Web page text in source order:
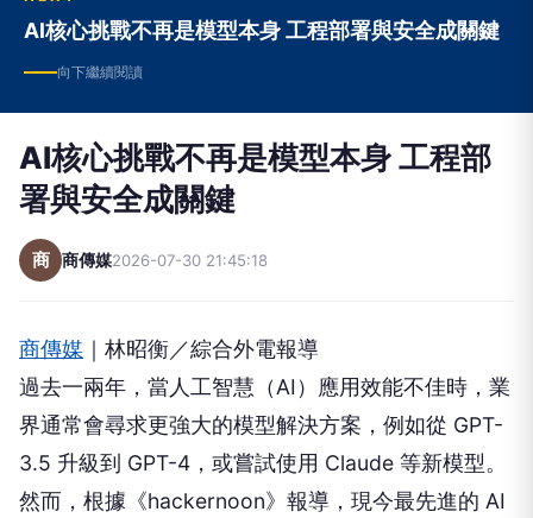
AI核心挑戰不再是模型本身 工程部署與安全成關鍵
向下繼續閱讀
AI核心挑戰不再是模型本身 工程部
署與安全成關鍵
商 商傳媒2026-07-30 21:45:18
商傳媒 ｜林昭衡／綜合外電報導
過去一兩年，當人工智慧（AI）應用效能不佳時，業
界通常會尋求更強大的模型解決方案，例如從 GPT-
3.5 升級到 GPT-4，或嘗試使用 Claude 等新模型。
然而，根據《hackernoon》報導，現今最先進的 AI